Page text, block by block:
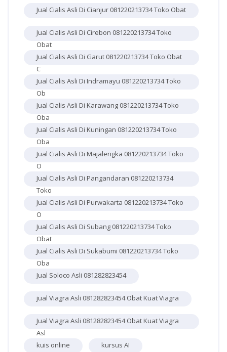
Jual Cialis Asli Di Cianjur 081220213734 Toko Obat
Jual Cialis Asli Di Cirebon 081220213734 Toko
Obat
Jual Cialis Asli Di Garut 081220213734 Toko Obat
C
Jual Cialis Asli Di Indramayu 081220213734 Toko
Ob
Jual Cialis Asli Di Karawang 081220213734 Toko
Oba
Jual Cialis Asli Di Kuningan 081220213734 Toko
Oba
Jual Cialis Asli Di Majalengka 081220213734 Toko
O
Jual Cialis Asli Di Pangandaran 081220213734
Toko
Jual Cialis Asli Di Purwakarta 081220213734 Toko
O
Jual Cialis Asli Di Subang 081220213734 Toko
Obat
Jual Cialis Asli Di Sukabumi 081220213734 Toko
Oba
Jual Soloco Asli 081282823454
jual Viagra Asli 081282823454 Obat Kuat Viagra
Jual Viagra Asli 081282823454 Obat Kuat Viagra
Asl
kuis online
kursus AI